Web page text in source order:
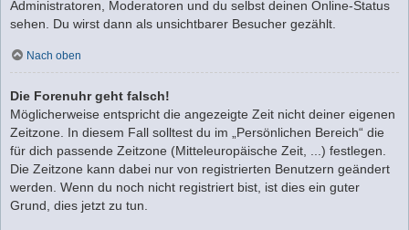
Administratoren, Moderatoren und du selbst deinen Online-Status
sehen. Du wirst dann als unsichtbarer Besucher gezählt.
Nach oben
Die Forenuhr geht falsch!
Möglicherweise entspricht die angezeigte Zeit nicht deiner eigenen
Zeitzone. In diesem Fall solltest du im „Persönlichen Bereich“ die
für dich passende Zeitzone (Mitteleuropäische Zeit, ...) festlegen.
Die Zeitzone kann dabei nur von registrierten Benutzern geändert
werden. Wenn du noch nicht registriert bist, ist dies ein guter
Grund, dies jetzt zu tun.